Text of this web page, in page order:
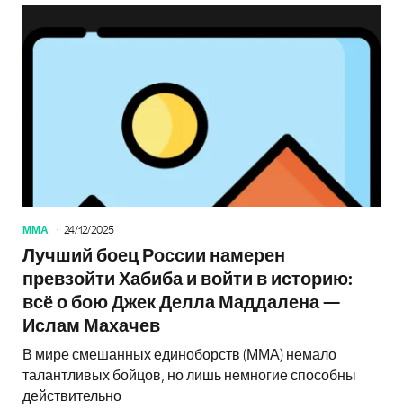
ММА 24/12/2025
Лучший боец России намерен
превзойти Хабиба и войти в историю:
всё о бою Джек Делла Маддалена —
Ислам Махачев
В мире смешанных единоборств (ММА) немало
талантливых бойцов, но лишь немногие способны
действительно